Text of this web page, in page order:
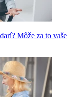
Môže za to vaše